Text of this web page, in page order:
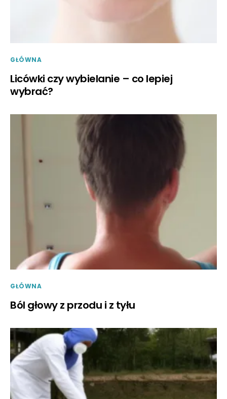
GŁÓWNA
Licówki czy wybielanie – co lepiej
wybrać?
GŁÓWNA
Ból głowy z przodu i z tyłu